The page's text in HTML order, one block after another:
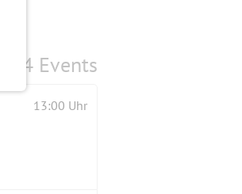
4 Events
13:00 Uhr